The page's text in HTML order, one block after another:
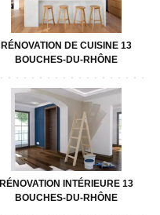
RÉNOVATION DE CUISINE 13
BOUCHES-DU-RHÔNE
RÉNOVATION INTÉRIEURE 13
BOUCHES-DU-RHÔNE